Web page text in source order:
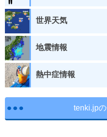
世界天気
地震情報
熱中症情報
tenki.jp